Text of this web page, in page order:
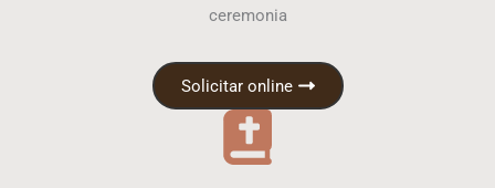
ceremonia
Solicitar online